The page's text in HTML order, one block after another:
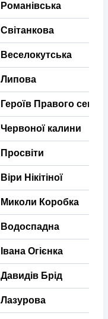
Романівська
Світанкова
Веселокутська
Липова
Героїв Правого
Червоної калини
Просвіти
Віри Нікітіної
Миколи Коробка
Водоспадна
Івана Огієнка
Давидів Брід
Лазурова